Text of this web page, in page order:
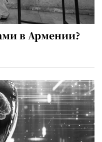
в Армении?